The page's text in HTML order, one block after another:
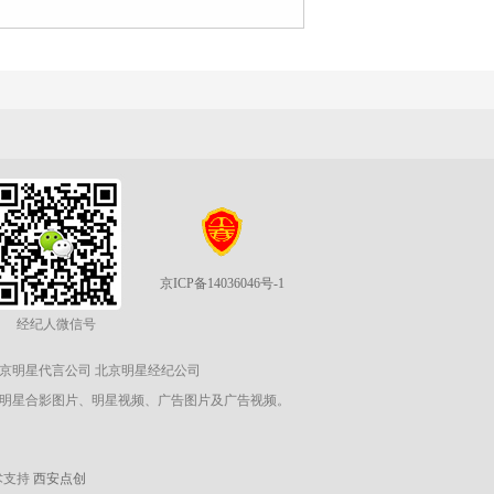
经纪人微信号
京ICP备14036046号-1
明星代言公司 北京明星经纪公司
合影图片、明星视频、广告图片及广告视频。
支持 西安点创